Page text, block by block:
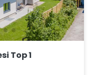
Top 1